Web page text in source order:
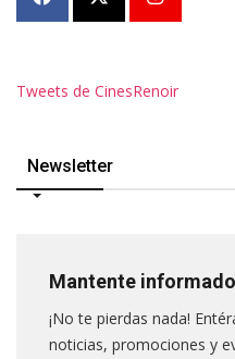
Tweets de CinesRenoir
Newsletter
Mantente informado
¡No te pierdas nada!
noticias, promociones y